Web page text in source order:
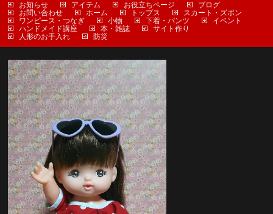
お知らせ アイテム お役立ちページ
ブログ
お問い合わせ
ホーム トップス
スカート・ズボン
ワンピース・つなぎ
小物 下着・パンツ
イベント
ハンドメイド講座
本・雑誌
サイト作り
人形のお手入れ
防災